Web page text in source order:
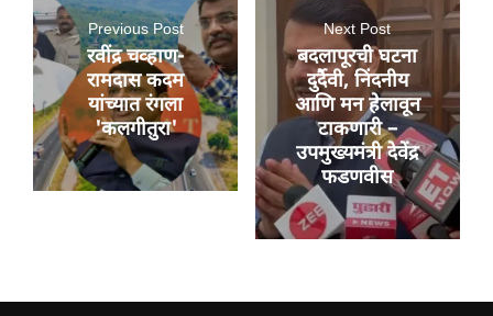
Previous Post
रवींद्र चव्हाण-
रामदास कदम
यांच्यात रंगला
'कलगीतुरा'
Next Post
बदलापूरची घटना
दुर्दैवी, निंदनीय
आणि मन हेलावून
टाकणारी –
उपमुख्यमंत्री देवेंद्र
फडणवीस